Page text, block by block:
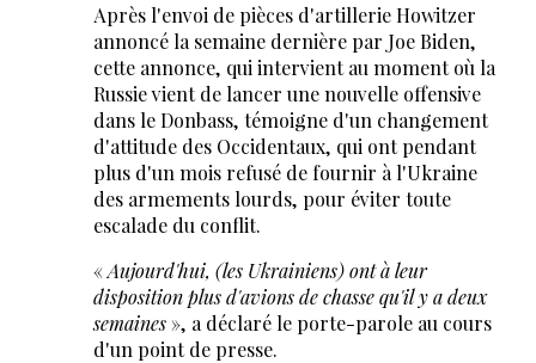
Après l'envoi de pièces d'artillerie Howitzer
annoncé la semaine dernière par Joe Biden,
cette annonce, qui intervient au moment où la
Russie vient de lancer une nouvelle offensive
dans le Donbass, témoigne d'un changement
d'attitude des Occidentaux, qui ont pendant
plus d'un mois refusé de fournir à l'Ukraine
des armements lourds, pour éviter toute
escalade du conflit.
«Aujourd'hui, (les Ukrainiens) ont à leur
disposition plus d'avions de chasse qu'il y a deux
semaines», a déclaré le porte-parole au cours
d'un point de presse.